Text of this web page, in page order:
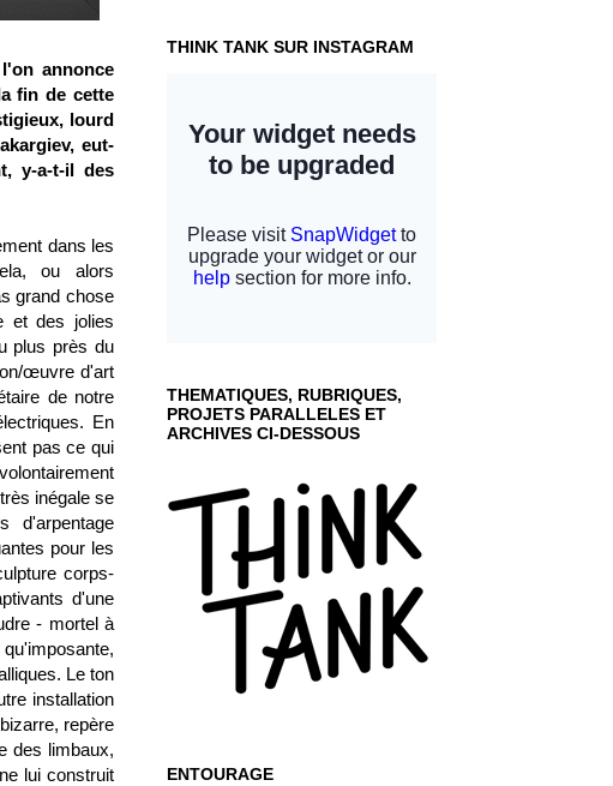
annonce
fin de cette
lourd
eut-
y-a-t-il des
dans les
ou alors
grand chose
et des jolies
plus près du
œuvre d'art
de notre
En
pas ce qui
inégale se
d'arpentage
pour les
corps-
d'une
- mortel à
Le ton
installation
repère
des limbaux,
lui construit
THINK TANK SUR INSTAGRAM
THEMATIQUES, RUBRIQUES,
PROJETS PARALLELES ET
ARCHIVES CI-DESSOUS
ENTOURAGE